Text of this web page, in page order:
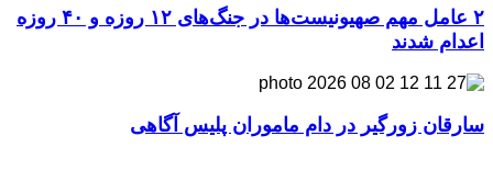
۲ عامل مهم صهیونیست‌ها در جنگ‌های ۱۲ روزه و ۴۰ روزه
اعدام شدند
سارقان زورگیر در دام ماموران پلیس آگاهی